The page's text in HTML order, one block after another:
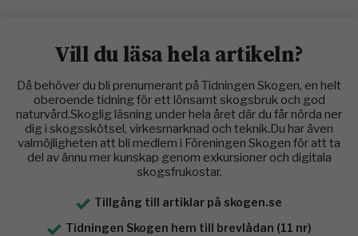
Vill du läsa hela artikeln?
Då behöver du bli prenumerant på Tidningen Skogen, en helt
oberoende tidning för ett lönsamt skogsbruk och god
naturvård.Skoglig läsning under hela året där du får nörda ner
dig i skogsskötsel, virkesmarknad och teknik.Du har även
valmöjligheten att bli medlem i Föreningen Skogen för att ta
del av ännu mer kunskap genom exkursioner och digitala
skogsfrukostar.
Tillgång till artiklar på skogen.se
Tidningen Skogen hem till brevlådan (11 nr)